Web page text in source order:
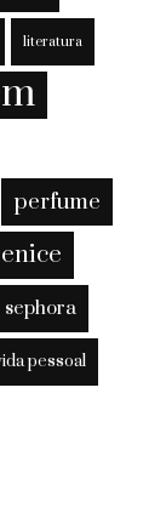
literatura
perfume
sephora
pessoal